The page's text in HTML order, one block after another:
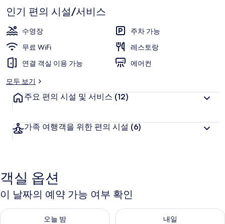
기
인기 편의 시설/서비스
수영장
주차 가능
무료 WiFi
레스토랑
연결 객실 이용 가능
에어컨
모두 보기
주요 편의 시설 및 서비스 (12)
가족 여행객을 위한 편의 시설 (6)
객실 옵션
이 날짜의 예약 가능 여부 확인
오늘 밤
오늘 밤 예약 가능 여부 확인, 8월 9일 ~ 8월 10일
내일
내일 예약 가능 여부 확인, 8월